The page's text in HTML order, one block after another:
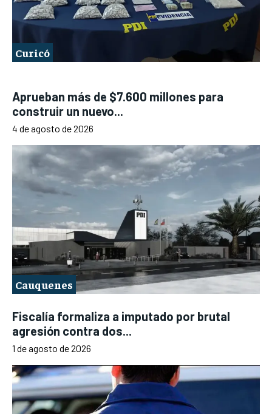
Curicó
Aprueban más de $7.600 millones para
construir un nuevo...
4 de agosto de 2026
Cauquenes
Fiscalía formaliza a imputado por brutal
agresión contra dos...
1 de agosto de 2026